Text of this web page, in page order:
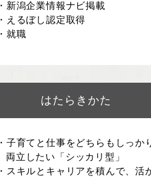
・新潟企業情報ナビ掲載
・えるぼし認定取得
・就職
はたらきかた
・子育てと仕事をどちらもしっか
両立したい「シッカリ型」
・スキルとキャリアを積んで、活